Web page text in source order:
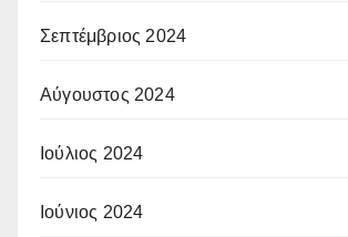
Σεπτέμβριος 2024
Αύγουστος 2024
Ιούλιος 2024
Ιούνιος 2024